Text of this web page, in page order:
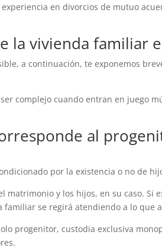
en divorcios de mutuo
la vivienda familiar
a continuación, te exponemos
complejo cuando entran en juego
al
por la existencia o no de
y los hijos, en su caso.
se regirá atendiendo a lo que
progenitor, custodia exclusiva